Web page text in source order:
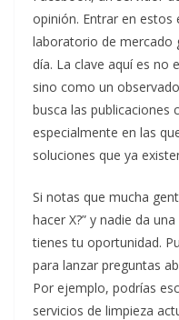
opinión. Entrar en estos
laboratorio de mercado
día. La clave aquí es no
sino como un
busca las publicaciones
especialmente en las
soluciones que ya
Si notas que mucha
hacer X?” y nadie da
tienes tu oportunidad.
para lanzar preguntas
Por ejemplo, podrías
servicios de limpieza